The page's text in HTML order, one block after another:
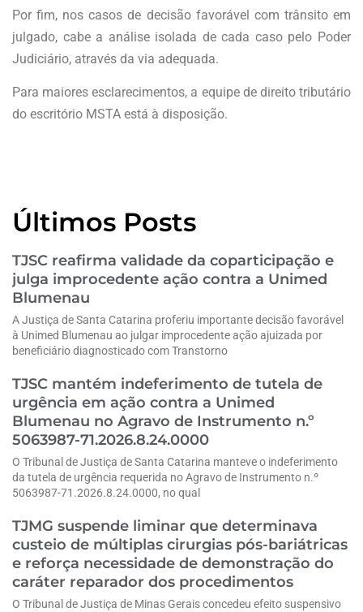
Por fim, nos casos de decisão favorável com trânsito em
julgado, cabe a análise isolada de cada caso pelo Poder
Judiciário, através da via adequada.
Para maiores esclarecimentos, a equipe de direito tributário
do escritório MSTA está à disposição.
Últimos Posts
TJSC reafirma validade da coparticipação e
julga improcedente ação contra a Unimed
Blumenau
A Justiça de Santa Catarina proferiu importante decisão favorável
à Unimed Blumenau ao julgar improcedente ação ajuizada por
beneficiário diagnosticado com Transtorno
TJSC mantém indeferimento de tutela de
urgência em ação contra a Unimed
Blumenau no Agravo de Instrumento n.º
5063987-71.2026.8.24.0000
O Tribunal de Justiça de Santa Catarina manteve o indeferimento
da tutela de urgência requerida no Agravo de Instrumento n.º
5063987-71.2026.8.24.0000, no qual
TJMG suspende liminar que determinava
custeio de múltiplas cirurgias pós-bariátricas
e reforça necessidade de demonstração do
caráter reparador dos procedimentos
O Tribunal de Justiça de Minas Gerais concedeu efeito suspensivo